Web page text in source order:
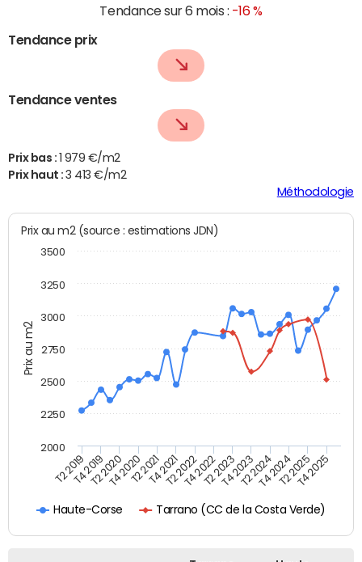
Tendance sur 6 mois : -16 %
Tendance prix
Tendance ventes
Prix bas : 1 979 €/m2
Prix haut :3 413 €/m2
Méthodologie
Prix au m2
Prix au m2 (source : estimations JDN)
Haute-Corse Tarrano (CC de la Costa Verde)
T2 2019T4 2019T2 2020T4 2020T2 2021T4 2021T2 2022T4 2022T2 2023T4 2023T2 2024T4 2024T2 2025T4 2025
2000
2250
2500
2750
3000
3250
3500